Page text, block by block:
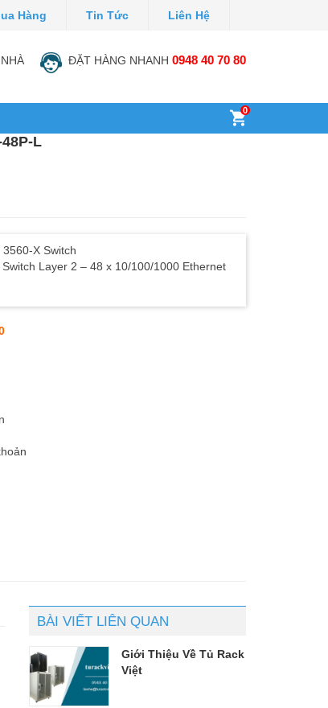
Hàng Tin Tức Liên Hệ
ĐẶT HÀNG NHANH 0948 40 70 80
0
L
X Switch
Layer 2 – 48 x 10/100/1000 Ethernet
BÀI VIẾT LIÊN QUAN
Giới Thiệu Về Tủ Rack
Việt